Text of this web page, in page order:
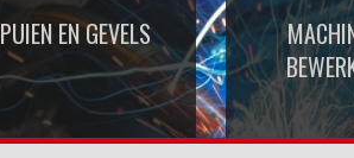
PUIEN EN GEVELS